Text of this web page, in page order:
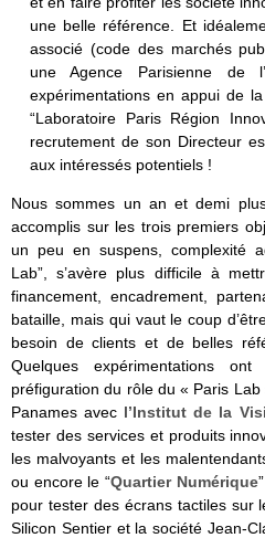
une belle référence. Et
associé (code des marchés
une Agence Parisienne de
expérimentations en appui de
“Laboratoire Paris Région
recrutement de son Directeur
aux intéressés potentiels !
Nous sommes un an et demi
accomplis sur les trois premiers
un peu en suspens, complexité
Lab”, s’avère plus difficile à
financement, encadrement,
bataille, mais qui vaut le coup
besoin de clients et de belles
Quelques expérimentations
préfiguration du rôle du « Paris
Panames avec l’Institut de la
tester des services et produits
les malvoyants et les
ou encore le “Quartier Numérique
pour tester des écrans tactiles sur
Silicon Sentier et la société Jean-